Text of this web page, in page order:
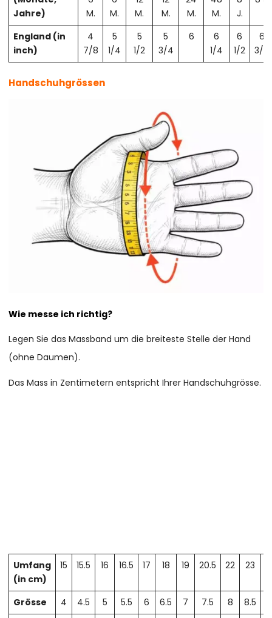
Jahre)
M.
M.
M.
M.
M.
M.
J.
England (in
inch)
4
7/8
5
1/4
5
1/2
5
3/4
6
6
1/4
6
1/2
6
3/4
Handschuhgrössen
Wie messe ich richtig?
Legen Sie das Massband um die breiteste Stelle der Hand
(ohne Daumen).
Das Mass in Zentimetern entspricht Ihrer Handschuhgrösse.
Umfang
(in cm)
15 15.5 16 16.5 17 18 19 20.5 22 23
Grösse 4 4.5 5 5.5 6 6.5 7 7.5 8 8.5